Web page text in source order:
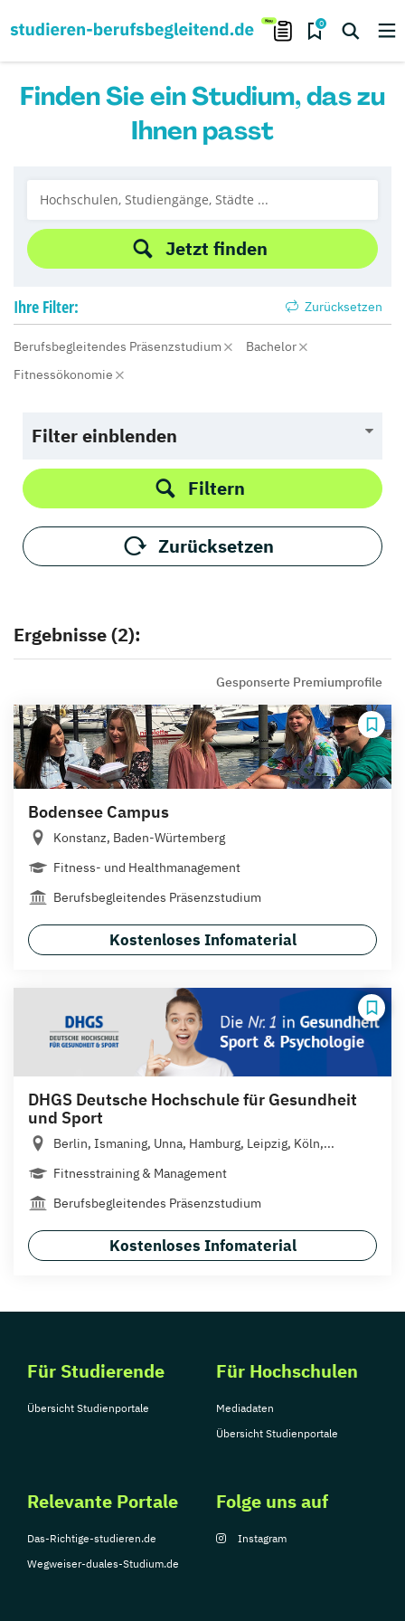
0
Finden Sie ein Studium, das zu
Ihnen passt
Jetzt finden
Ihre Filter: Zurücksetzen
Berufsbegleitendes Präsenzstudium
Bachelor
Fitnessökonomie
Filter einblenden
Filtern
Zurücksetzen
Ergebnisse (2):
Gesponserte Premiumprofile
Bodensee Campus
Konstanz, Baden-Würtemberg
Fitness- und Healthmanagement
Berufsbegleitendes Präsenzstudium
Kostenloses Infomaterial
DHGS Deutsche Hochschule für Gesundheit
und Sport
Berlin, Ismaning, Unna, Hamburg, Leipzig, Köln,...
Fitnesstraining & Management
Berufsbegleitendes Präsenzstudium
Kostenloses Infomaterial
Für Studierende
Übersicht Studienportale
Für Hochschulen
Mediadaten
Übersicht Studienportale
Relevante Portale
Das-Richtige-studieren.de
Wegweiser-duales-Studium.de
Folge uns auf
Instagram